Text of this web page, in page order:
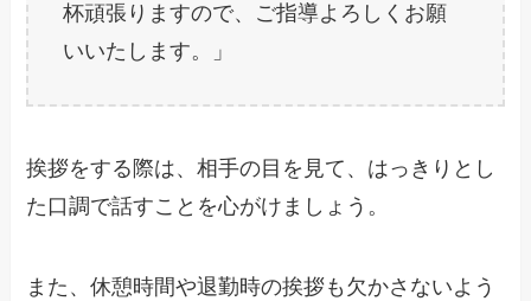
杯頑張りますので、ご指導よろしくお願
いいたします。」
挨拶をする際は、相手の目を見て、はっきりとし
た口調で話すことを心がけましょう。
また、休憩時間や退勤時の挨拶も欠かさないよう